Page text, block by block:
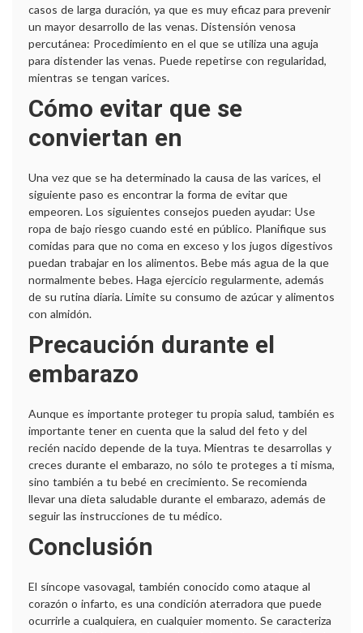
casos de larga duración, ya que es muy eficaz para prevenir
un mayor desarrollo de las venas. Distensión venosa
percutánea: Procedimiento en el que se utiliza una aguja
para distender las venas. Puede repetirse con regularidad,
mientras se tengan varices.
Cómo evitar que se
conviertan en
Una vez que se ha determinado la causa de las varices, el
siguiente paso es encontrar la forma de evitar que
empeoren. Los siguientes consejos pueden ayudar: Use
ropa de bajo riesgo cuando esté en público. Planifique sus
comidas para que no coma en exceso y los jugos digestivos
puedan trabajar en los alimentos. Bebe más agua de la que
normalmente bebes. Haga ejercicio regularmente, además
de su rutina diaria. Limite su consumo de azúcar y alimentos
con almidón.
Precaución durante el
embarazo
Aunque es importante proteger tu propia salud, también es
importante tener en cuenta que la salud del feto y del
recién nacido depende de la tuya. Mientras te desarrollas y
creces durante el embarazo, no sólo te proteges a ti misma,
sino también a tu bebé en crecimiento. Se recomienda
llevar una dieta saludable durante el embarazo, además de
seguir las instrucciones de tu médico.
Conclusión
El síncope vasovagal, también conocido como ataque al
corazón o infarto, es una condición aterradora que puede
ocurrirle a cualquiera, en cualquier momento. Se caracteriza